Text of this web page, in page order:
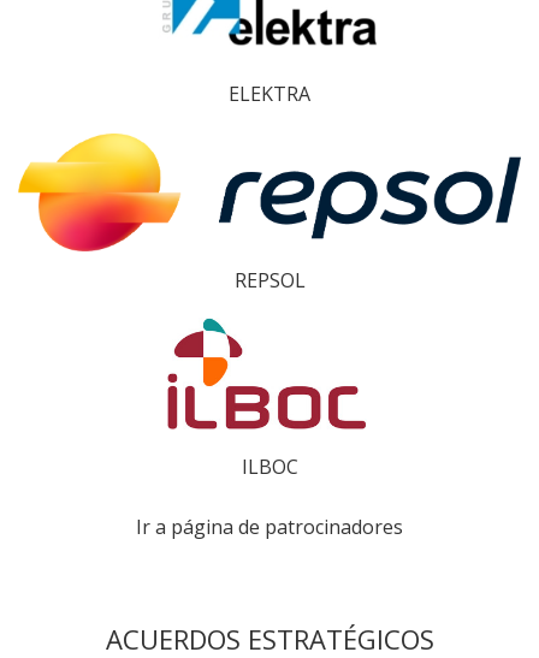
ELEKTRA
REPSOL
ILBOC
Ir a página de patrocinadores
ACUERDOS ESTRATÉGICOS